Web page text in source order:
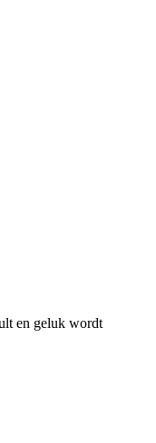
en geluk wordt